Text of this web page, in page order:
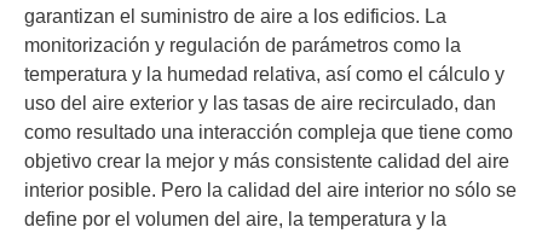
garantizan el suministro de aire a los edificios. La
monitorización y regulación de parámetros como la
temperatura y la humedad relativa, así como el cálculo y
uso del aire exterior y las tasas de aire recirculado, dan
como resultado una interacción compleja que tiene como
objetivo crear la mejor y más consistente calidad del aire
interior posible. Pero la calidad del aire interior no sólo se
define por el volumen del aire, la temperatura y la